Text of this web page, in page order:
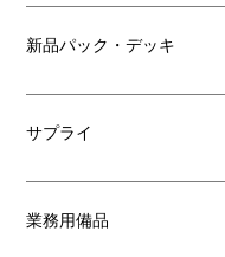
新品パック・デッキ
サプライ
業務用備品